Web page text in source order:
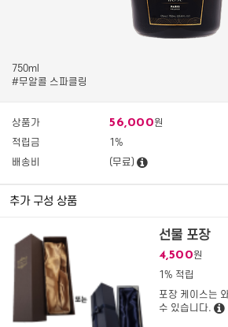
750ml
#무알콜 스파클링
상품가 56,000원
적립금
1%
배송비
(무료)
추가 구성 상품
선물 포장
4,500원
1% 적립
포장 케이스는
수 있습니다.